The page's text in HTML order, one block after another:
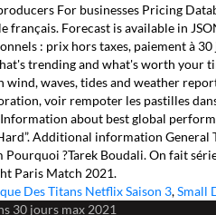
For businesses Pricing
Forecast is available in
: prix hors taxes, paiement à
trending and what's worth your
waves, tides and weather
voir rempoter les pastilles
about best global
Additional information
?Tarek Boudali. On fait
Paris Match 2021.
Des Titans Netflix Saison 3,Small
30 jours max 2021